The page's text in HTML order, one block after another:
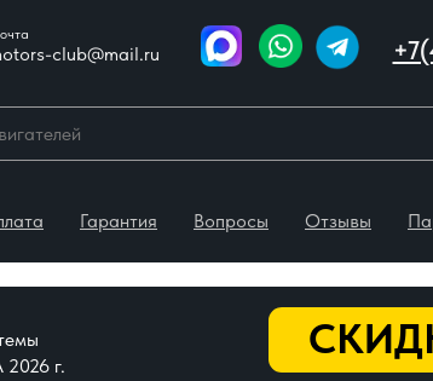
club@mail.ru
Гарантия Вопросы Отзывы
г.